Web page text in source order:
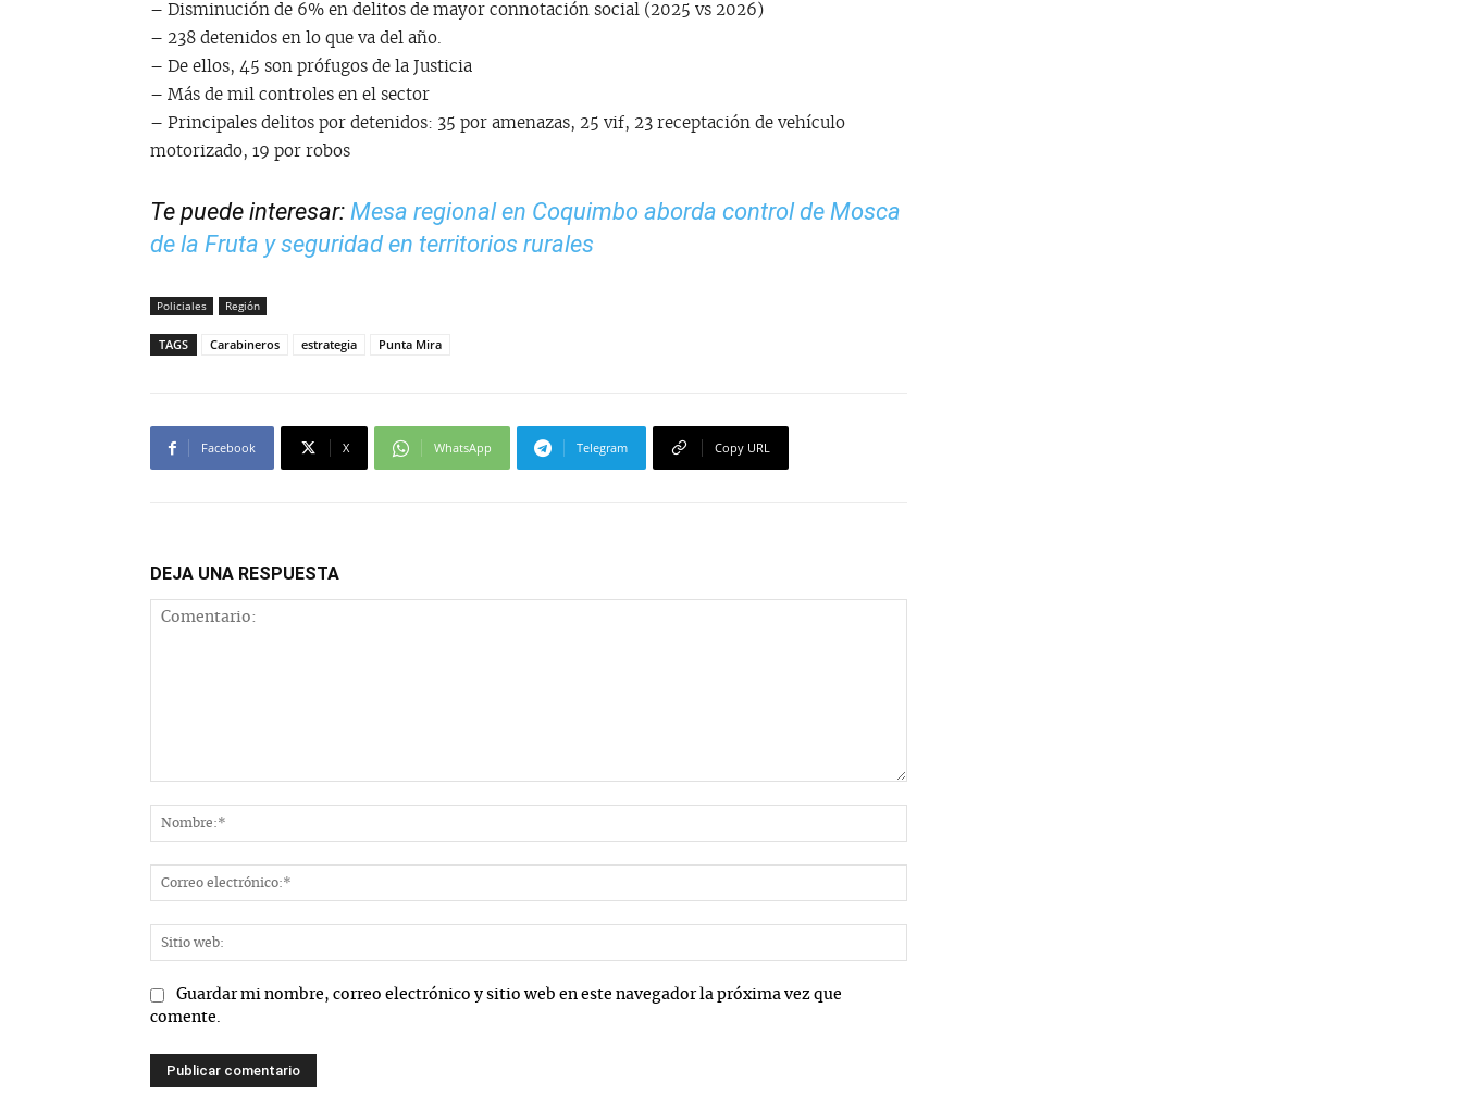
– Disminución de 6% en delitos de mayor connotación social (2025 vs 2026)
– 238 detenidos en lo que va del año.
– De ellos, 45 son prófugos de la Justicia
– Más de mil controles en el sector
– Principales delitos por detenidos: 35 por amenazas, 25 vif, 23 receptación de vehículo
motorizado, 19 por robos
Te puede interesar: Mesa regional en Coquimbo aborda control de Mosca
de la Fruta y seguridad en territorios rurales
Policiales Región
TAGS Carabineros estrategia Punta Mira
Facebook X WhatsApp Telegram Copy URL
DEJA UNA RESPUESTA
Guardar mi nombre, correo electrónico y sitio web en este navegador la próxima vez que
comente.